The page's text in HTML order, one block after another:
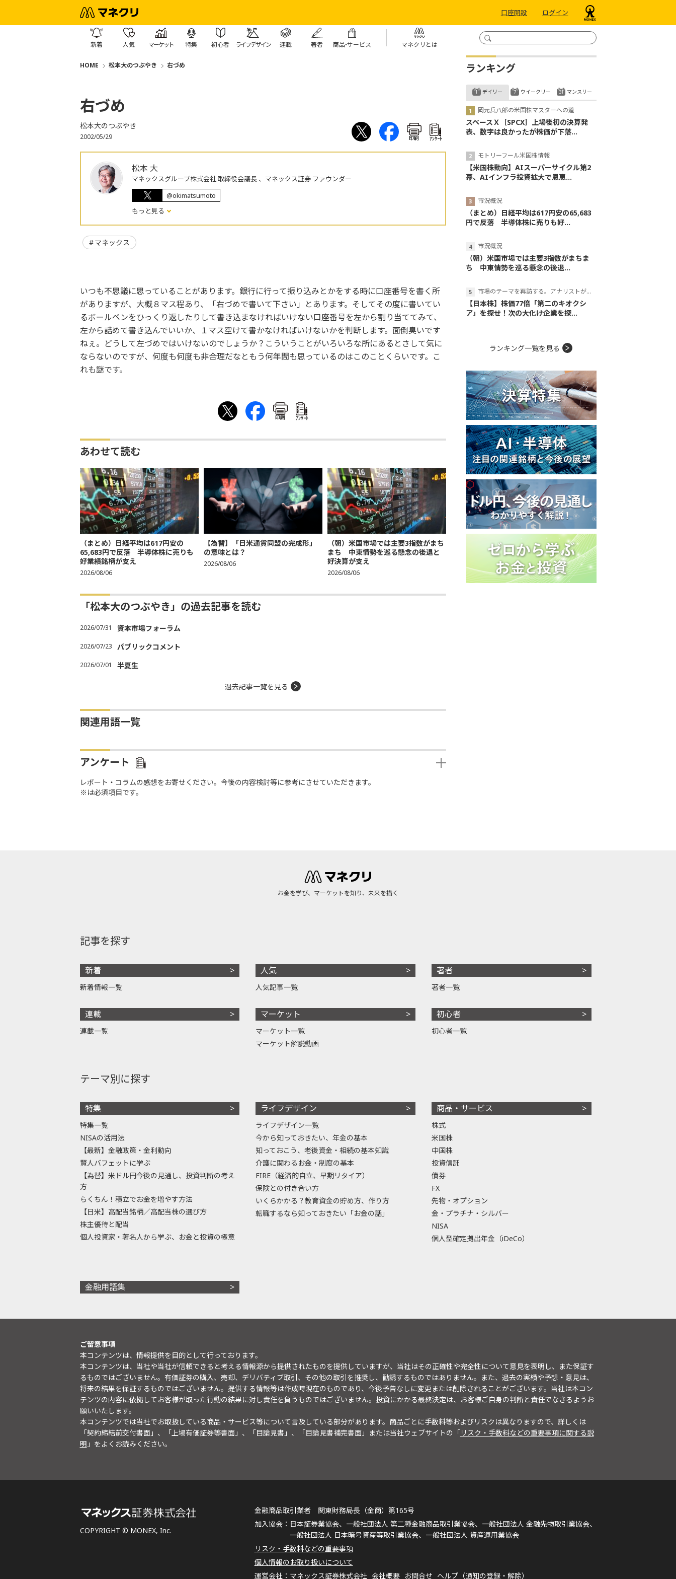
口座開設 ログイン
新着 人気 マーケット 特集 初心者 ライフデザイン 連載 著者 商品・サービス マネクリとは
HOME 松本大のつぶやき 右づめ
右づめ
松本大のつぶやき
2002/05/29 印刷 ｱﾝｹｰﾄ
松本 大
マネックスグループ株式会社 取締役会議長 、マネックス証券 ファウンダー
@okimatsumoto
もっと見る
マネックス
いつも不思議に思っていることがあります。銀行に行って振り込みとかをする時に口座番号を書く所
がありますが、大概８マス程あり、「右づめで書いて下さい」とあります。そしてその度に書いてい
るボールペンをひっくり返したりして書き込まなければいけない口座番号を左から割り当ててみて、
左から詰めて書き込んでいいか、１マス空けて書かなければいけないかを判断します。面倒臭いです
ねぇ。どうして左づめではいけないのでしょうか？こういうことがいろいろな所にあるとさして気に
ならないのですが、何度も何度も非合理だなともう何年間も思っているのはこのことくらいです。こ
れも謎です。
印刷 ｱﾝｹｰﾄ
あわせて読む
（まとめ）日経平均は617円安の
65,683円で反落 半導体株に売りも
好業績銘柄が支え
2026/08/06
【為替】「日米通貨同盟の完成形」
の意味とは？
2026/08/06
（朝）米国市場では主要3指数がまち
まち 中東情勢を巡る懸念の後退と
好決算が支え
2026/08/06
「松本大のつぶやき」の過去記事を読む
2026/07/31 資本市場フォーラム
2026/07/23 パブリックコメント
2026/07/01 半夏生
過去記事一覧を見る
関連用語一覧
アンケート
レポート・コラムの感想をお寄せください。今後の内容検討等に参考にさせていただきます。
※は必須項目です。
ランキング
デイリー
岡元兵八郎の米国株マスターへの道
スペースＸ［SPCX］上場後初の決算発
表、数字は良かったが株価が下落...
モトリーフール米国株情報
【米国株動向】AIスーパーサイクル第2
幕、AIインフラ投資拡大で恩恵...
市況概況
（まとめ）日経平均は617円安の65,683
円で反落 半導体株に売りも好...
市況概況
（朝）米国市場では主要3指数がまちま
ち 中東情勢を巡る懸念の後退...
市場のテーマを再訪する。アナリストが読み解くテーマの本質
【日本株】株価77倍「第二のキオクシ
ア」を探せ！次の大化け企業を探...
ウイークリー マンスリー
ランキング一覧を見る
お金を学び、マーケットを知り、未来を描く
記事を探す
新着
新着情報一覧
連載
連載一覧
人気
人気記事一覧
マーケット
マーケット一覧
マーケット解説動画
著者
著者一覧
初心者
初心者一覧
テーマ別に探す
特集
特集一覧
NISAの活用法
【最新】金融政策・金利動向
賢人バフェットに学ぶ
【為替】米ドル円今後の見通し、投資判断の考え
方
らくちん！積立でお金を増やす方法
【日米】高配当銘柄／高配当株の選び方
株主優待と配当
個人投資家・著名人から学ぶ、お金と投資の極意
ライフデザイン
ライフデザイン一覧
今から知っておきたい、年金の基本
知っておこう、老後資金・相続の基本知識
介護に関わるお金・制度の基本
FIRE（経済的自立、早期リタイア）
保険との付き合い方
いくらかかる？教育資金の貯め方、作り方
転職するなら知っておきたい「お金の話」
商品・サービス
株式
米国株
中国株
投資信託
債券
FX
先物・オプション
金・プラチナ・シルバー
NISA
個人型確定拠出年金（iDeCo）
金融用語集
ご留意事項
本コンテンツは、情報提供を目的として行っております。
本コンテンツは、当社や当社が信頼できると考える情報源から提供されたものを提供していますが、当社はその正確性や完全性について意見を表明し、また保証す
るものではございません。有価証券の購入、売却、デリバティブ取引、その他の取引を推奨し、勧誘するものではありません。また、過去の実績や予想・意見は、
将来の結果を保証するものではございません。提供する情報等は作成時現在のものであり、今後予告なしに変更または削除されることがございます。当社は本コン
テンツの内容に依拠してお客様が取った行動の結果に対し責任を負うものではございません。投資にかかる最終決定は、お客様ご自身の判断と責任でなさるようお
願いいたします。
本コンテンツでは当社でお取扱している商品・サービス等について言及している部分があります。商品ごとに手数料等およびリスクは異なりますので、詳しくは
「契約締結前交付書面」、「上場有価証券等書面」、「目論見書」、「目論見書補完書面」または当社ウェブサイトの「リスク・手数料などの重要事項に関する説
明 」をよくお読みください。
COPYRIGHT © MONEX, Inc.
金融商品取引業者 関東財務局長（金商）第165号
日本証券業協会、一般社団法人 第二種金融商品取引業協会、一般社団法人 金融先物取引業協会、
一般社団法人 日本暗号資産等取引業協会、一般社団法人 資産運用業協会
リスク・手数料などの重要事項
個人情報のお取り扱いについて
マネックス証券株式会社 会社概要 お問合せ ヘルプ（通知の登録・解除）